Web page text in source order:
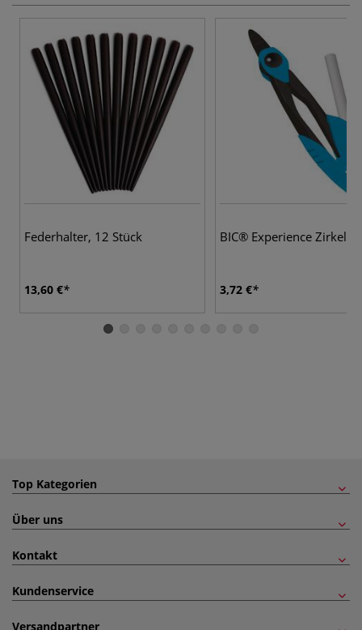
Federhalter, 12 Stück
13,60 €
BIC® Experience Zirkel
3,72 €
Top Kategorien
Über uns
Kontakt
Kundenservice
Versandpartner